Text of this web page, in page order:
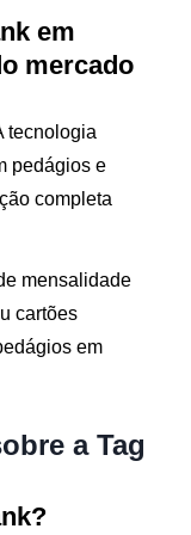
em
mercado
tecnologia
pedágios e
completa
mensalidade
cartões
em
a Tag